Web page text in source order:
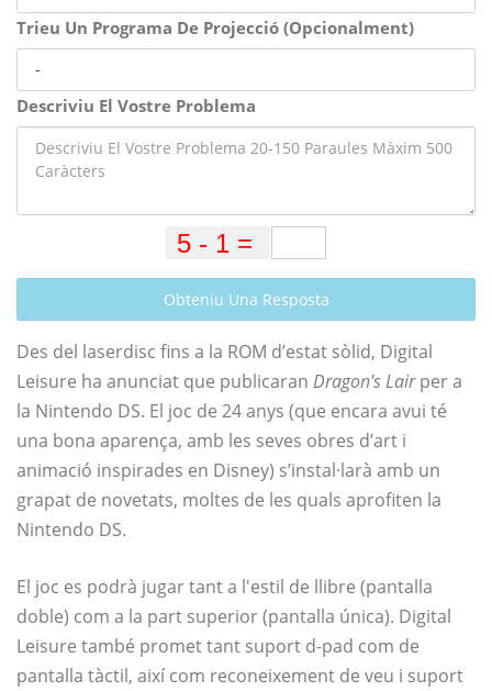
Trieu Un Programa De Projecció (Opcionalment)
Descriviu El Vostre Problema
Obteniu Una Resposta
Des del laserdisc fins a la ROM d’estat sòlid, Digital
Leisure ha anunciat que publicaran Dragon's Lairper a
la Nintendo DS. El joc de 24 anys (que encara avui té
una bona aparença, amb les seves obres d’art i
animació inspirades en Disney) s’instal·larà amb un
grapat de novetats, moltes de les quals aprofiten la
Nintendo DS.
El joc es podrà jugar tant a l'estil de llibre (pantalla
doble) com a la part superior (pantalla única). Digital
Leisure també promet tant suport d-pad com de
pantalla tàctil, així com reconeixement de veu i suport